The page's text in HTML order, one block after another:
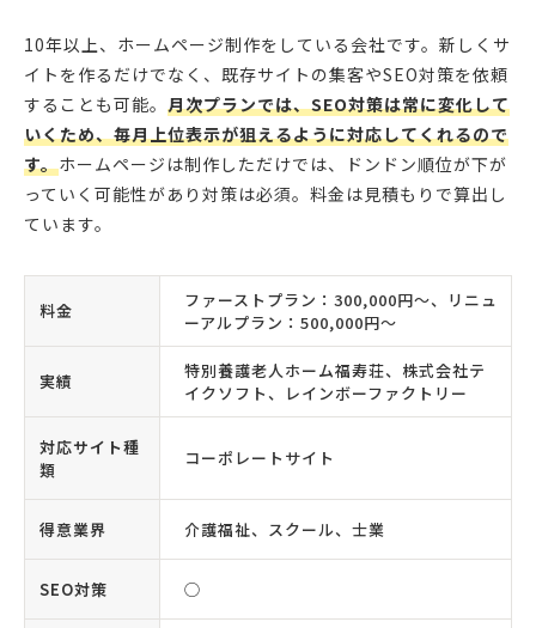
10年以上、ホームページ制作をしている会社です。新しくサ
イトを作るだけでなく、既存サイトの集客やSEO対策を依頼
することも可能。 月次プランでは、SEO対策は常に変化して
いくため、毎月上位表示が狙えるように対応してくれるので
す。ホームページは制作しただけでは、ドンドン順位が下が
っていく可能性があり対策は必須。料金は見積もりで算出し
ています。
料金
ファーストプラン：300,000円〜、リニュ
ーアルプラン：500,000円〜
実績
特別養護老人ホーム福寿荘、株式会社テ
イクソフト、レインボーファクトリー
対応サイト種
類
コーポレートサイト
得意業界 介護福祉、スクール、士業
SEO対策 ◯